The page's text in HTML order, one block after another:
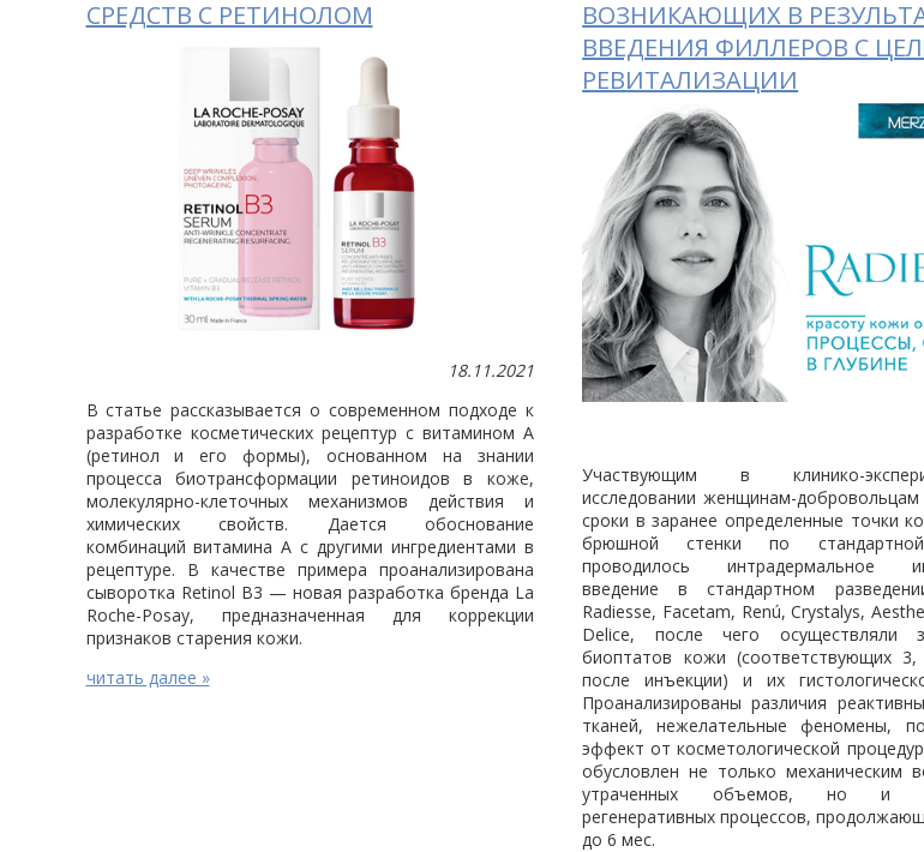
СРЕДСТВ С РЕТИНОЛОМ
18.11.2021
В статье рассказывается о современном подходе к
разработке косметических рецептур с витамином А
(ретинол и его формы), основанном на знании
процесса биотрансформации ретиноидов в коже,
молекулярно-клеточных механизмов действия и
химических свойств. Дается обоснование
комбинаций витамина А с другими ингредиентами в
рецептуре. В качестве примера проанализирована
сыворотка Retinol B3 — новая разработка бренда La
Roche-Posay, предназначенная для коррекции
признаков старения кожи.
читать далее »
ВОЗНИКАЮЩИХ В
ВВЕДЕНИЯ ФИЛЛЕРОВ С
РЕВИТАЛИЗАЦИИ
Участвующим в клинико-
исследовании женщинам-
сроки в заранее определенные точки
брюшной стенки по
проводилось интрадермальное
введение в стандартном
Radiesse, Facetam, Renú, Crystalys,
Delice, после чего осуществляли
биоптатов кожи (соответствующих
после инъекции) и их
Проанализированы различия
тканей, нежелательные феномены,
эффект от косметологической
обусловлен не только механическим
утраченных объемов, но и
регенеративных процессов,
до 6 мес.